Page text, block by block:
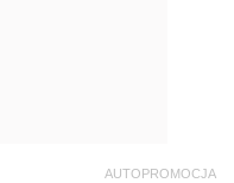
AUTOPROMOCJA